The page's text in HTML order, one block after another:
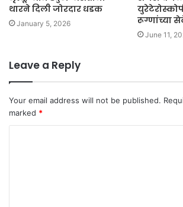
थारने दिली जोरदार धडक
January 5, 2026
रूग्णांच्या
June 11,
Leave a Reply
Your email address will not be published.
marked *